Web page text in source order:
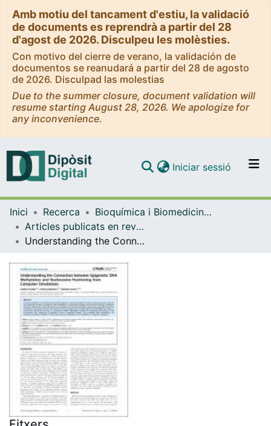
Amb motiu del tancament d'estiu, la validació
de documents es reprendrà a partir del 28
d'agost de 2026. Disculpeu les molèsties.
Con motivo del cierre de verano, la validación de
documentos se reanudará a partir del 28 de agosto
de 2026. Disculpad las molestias
Due to the summer closure, document validation will
resume starting August 28, 2026. We apologize for
any inconvenience.
Navega per tot el DD
Contacte
Iniciar sessió (current)
Inici Recerca
Bioquímica i Biomedicina Molecular
Articles publicats en revistes (Bioquímica i Biomedicina Molecular)
Understanding the Connetion between Epigenetic DNA Methylation and Nucleosome Positioning from Computer Simulations